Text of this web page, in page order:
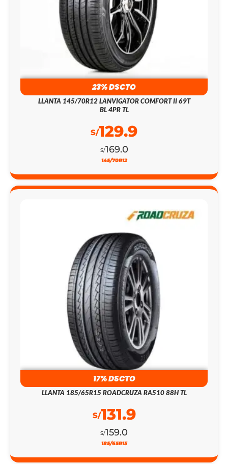
23% DSCTO
LLANTA 145/70R12 LANVIGATOR COMFORT II 69T
BL 4PR TL
S/169.0
S/129.9
145/70R12
17% DSCTO
LLANTA 185/65R15 ROADCRUZA RA510 88H TL
S/159.0
S/131.9
185/65R15